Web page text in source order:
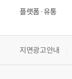
플랫폼·유통
지면광고안내